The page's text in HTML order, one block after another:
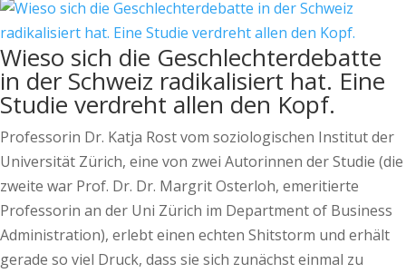
Wieso sich die Geschlechterdebatte
in der Schweiz radikalisiert hat. Eine
Studie verdreht allen den Kopf.
Professorin Dr. Katja Rost vom soziologischen Institut der
Universität Zürich, eine von zwei Autorinnen der Studie (die
zweite war Prof. Dr. Dr. Margrit Osterloh, emeritierte
Professorin an der Uni Zürich im Department of Business
Administration), erlebt einen echten Shitstorm und erhält
gerade so viel Druck, dass sie sich zunächst einmal zu